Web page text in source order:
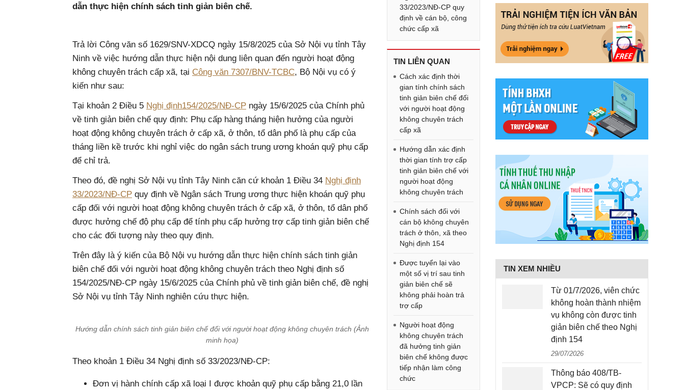
dẫn thực hiện chính sách tinh giản biên chế.
Trả lời Công văn số 1629/SNV-XDCQ ngày 15/8/2025 của Sở Nội vụ tỉnh Tây
Ninh về việc hướng dẫn thực hiện nội dung liên quan đến người hoạt động
không chuyên trách cấp xã, tại Công văn 7307/BNV-TCBC, Bộ Nội vụ có ý
kiến như sau:
Tại khoản 2 Điều 5 Nghị định154/2025/NĐ-CP ngày 15/6/2025 của Chính phủ
về tinh giản biên chế quy định: Phụ cấp hàng tháng hiện hưởng của người
hoạt động không chuyên trách ở cấp xã, ở thôn, tổ dân phố là phụ cấp của
tháng liền kề trước khi nghỉ việc do ngân sách trung ương khoán quỹ phụ cấp
để chỉ trả.
Theo đó, đề nghị Sở Nội vụ tỉnh Tây Ninh căn cứ khoản 1 Điều 34 Nghị định
33/2023/NĐ-CP quy định về Ngân sách Trung ương thực hiện khoán quỹ phụ
cấp đối với người hoạt động không chuyên trách ở cấp xã, ở thôn, tổ dân phố
được hưởng chế độ phụ cấp để tính phụ cấp hưởng trợ cấp tinh giản biên chế
cho các đối tượng này theo quy định.
Trên đây là ý kiến của Bộ Nội vụ hướng dẫn thực hiện chính sách tinh giản
biên chế đối với người hoạt động không chuyên trách theo Nghị định số
154/2025/NĐ-CP ngày 15/6/2025 của Chính phủ về tinh giản biên chế, đề nghị
Sở Nội vụ tỉnh Tây Ninh nghiên cứu thực hiện.
Hướng dẫn chính sách tinh giản biên chế đối với người hoạt động không chuyên trách (Ảnh
minh họa)
Theo khoản 1 Điều 34 Nghị định số 33/2023/NĐ-CP:
Đơn vị hành chính cấp xã loại I được khoản quỹ phụ cấp bằng 21,0 lần
33/2023/NĐ-CP quy
định về cán bộ, công
chức cấp xã
TIN LIÊN QUAN
Cách xác định thời
gian tính chính sách
tinh giản biên chế đối
với người hoạt động
không chuyên trách
cấp xã
Hướng dẫn xác định
thời gian tính trợ cấp
tinh giản biên chế với
người hoạt động
không chuyên trách
Chính sách đối với
cán bộ không chuyên
trách ở thôn, xã theo
Nghị định 154
Được tuyển lại vào
một số vị trí sau tinh
giản biên chế sẽ
không phải hoàn trả
trợ cấp
Người hoạt động
không chuyên trách
đã hưởng tinh giản
biên chế không được
tiếp nhận làm công
chức
TIN XEM NHIỀU
Từ 01/7/2026, viên chức
không hoàn thành nhiệm
vụ không còn được tinh
giản biên chế theo Nghị
định 154
29/07/2026
Thông báo 408/TB-
VPCP: Sẽ có quy định